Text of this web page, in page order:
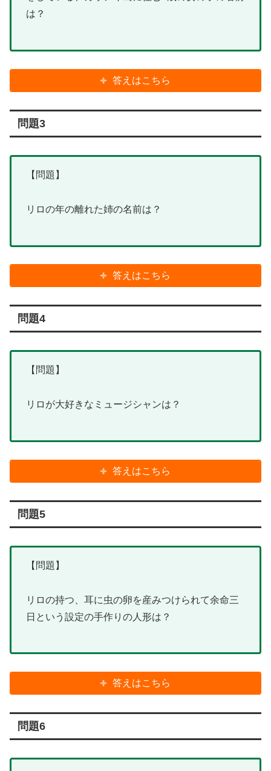
は？
答えはこちら
問題3
【問題】
リロの年の離れた姉の名前は？
答えはこちら
問題4
【問題】
リロが大好きなミュージシャンは？
答えはこちら
問題5
【問題】
リロの持つ、耳に虫の卵を産みつけられて余命三
日という設定の手作りの人形は？
答えはこちら
問題6